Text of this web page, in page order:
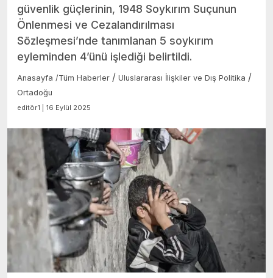
güvenlik güçlerinin, 1948 Soykırım Suçunun
Önlenmesi ve Cezalandırılması
Sözleşmesi’nde tanımlanan 5 soykırım
eyleminden 4’ünü işlediği belirtildi.
Anasayfa /Tüm Haberler / Uluslararası İlişkiler ve Dış Politika /
Ortadoğu
editör1 | 16 Eylül 2025